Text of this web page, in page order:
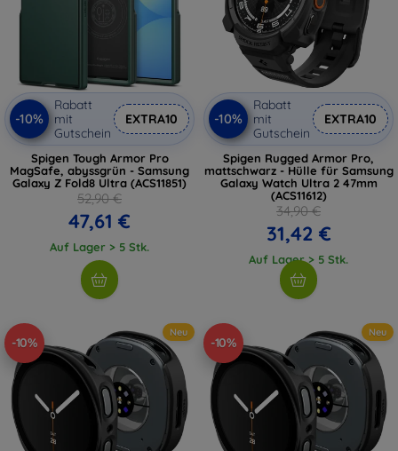
-10%
Rabatt
mit
Gutschein
EXTRA10
Spigen Tough Armor Pro
MagSafe, abyssgrün - Samsung
Galaxy Z Fold8 Ultra (ACS11851)
52,90 €
47,61 €
Auf Lager > 5 Stk.
-10%
Rabatt
mit
Gutschein
EXTRA10
Spigen Rugged Armor Pro,
mattschwarz - Hülle für Samsung
Galaxy Watch Ultra 2 47mm
(ACS11612)
34,90 €
31,42 €
Auf Lager > 5 Stk.
-10%
Neu
-10%
Neu